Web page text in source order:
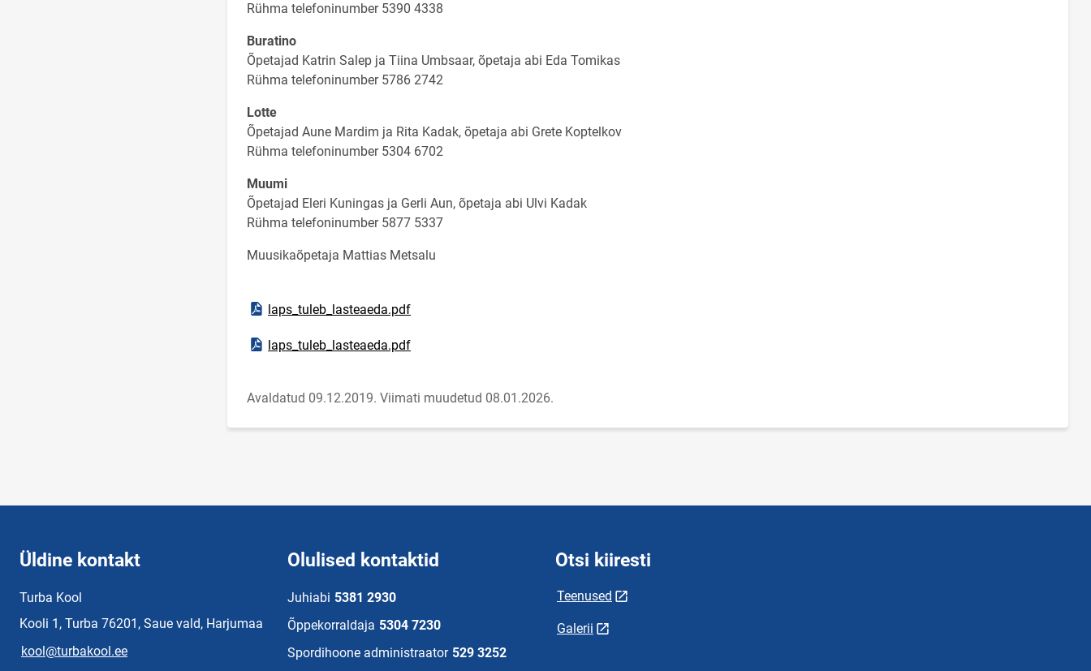
Rühma telefoninumber 5390 4338
Buratino
Õpetajad Katrin Salep ja Tiina Umbsaar, õpetaja abi Eda Tomikas
Rühma telefoninumber 5786 2742
Lotte
Õpetajad Aune Mardim ja Rita Kadak, õpetaja abi Grete Koptelkov
Rühma telefoninumber 5304 6702
Muumi
Õpetajad Eleri Kuningas ja Gerli Aun, õpetaja abi Ulvi Kadak
Rühma telefoninumber 5877 5337
Muusikaõpetaja Mattias Metsalu
laps_tuleb_lasteaeda.pdf
Ava PDF-dokument
laps_tuleb_lasteaeda.pdf
Ava PDF-dokument
Avaldatud 09.12.2019. Viimati muudetud 08.01.2026.
Üldine kontakt
Turba Kool
Kooli 1, Turba 76201, Saue vald, Harjumaa
kool@turbakool.ee
Olulised kontaktid
Juhiabi 5381 2930
Õppekorraldaja 5304 7230
Spordihoone administraator 529 3252
Otsi kiiresti
Teenused
Galerii